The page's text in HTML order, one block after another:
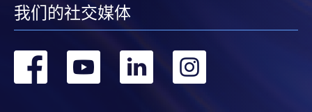
我们的社交媒体
转 转 转 转